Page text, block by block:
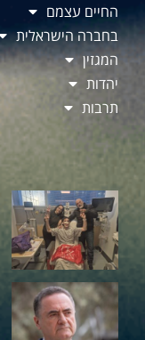
החיים עצמם
בחברה הישראלית
המגזין
יהדות
תרבות